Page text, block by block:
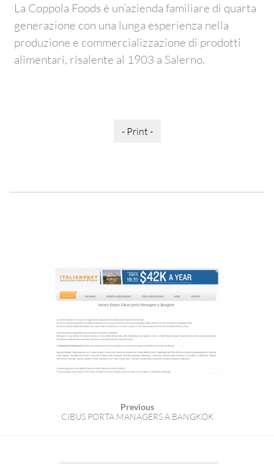
La Coppola Foods è un’azienda familiare di quarta
generazione con una lunga esperienza nella
produzione e commercializzazione di prodotti
alimentari, risalente al 1903 a Salerno.
- Print -
Previous
CIBUS PORTA MANAGERS A BANGKOK